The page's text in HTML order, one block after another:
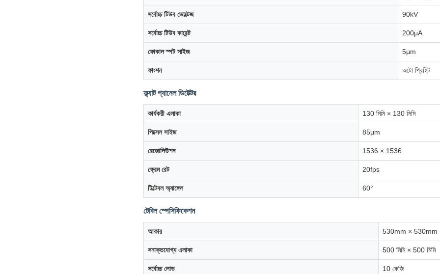
সর্বোচ্চ টিউব ভোল্টেজ 90kV
সর্বোচ্চ টিউব কারেন্ট 200μA
ফোকাল স্পট সাইজ 5μm
ফাংশন অটো প্রিহিট
ফ্ল্যাট প্যানেল ডিটেক্টর
কার্যকরী এলাকা 130 মিমি × 130 মিমি
পিক্সেল সাইজ 85μm
রেজোলিউশন 1536 × 1536
ফ্রেম রেট 20fps
টিল্টেবল অ্যাঙ্গেল 60°
টেবিল স্পেসিফিকেশন
আকার 530mm × 530mm
সনাক্তযোগ্য এলাকা 500 মিমি × 500 মিমি
সর্বোচ্চ লোড 10 কেজি